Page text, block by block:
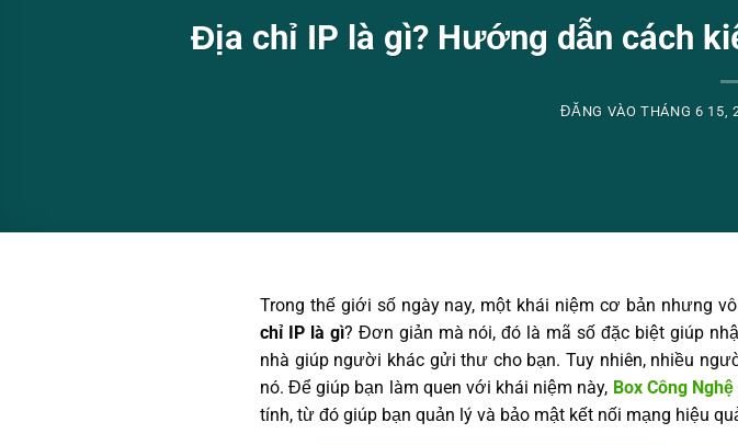
Địa chỉ IP là gì? Hướng dẫn cách
ĐĂNG VÀOTHÁNG 6 15,
Trong thế giới số ngày nay, một khái niệm cơ bản nhưng
chỉ IP là gì? Đơn giản mà nói, đó là mã số đặc biệt giúp
nhà giúp người khác gửi thư cho bạn. Tuy nhiên, nhiều
nó. Để giúp bạn làm quen với khái niệm này, Box Công Nghệ
tính, từ đó giúp bạn quản lý và bảo mật kết nối mạng hiệu